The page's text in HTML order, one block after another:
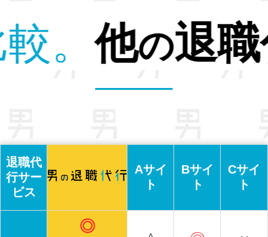
ービスとの
退職代
行サー
ビス
Aサイ
ト
Bサイ
ト
Cサイ
ト
◎